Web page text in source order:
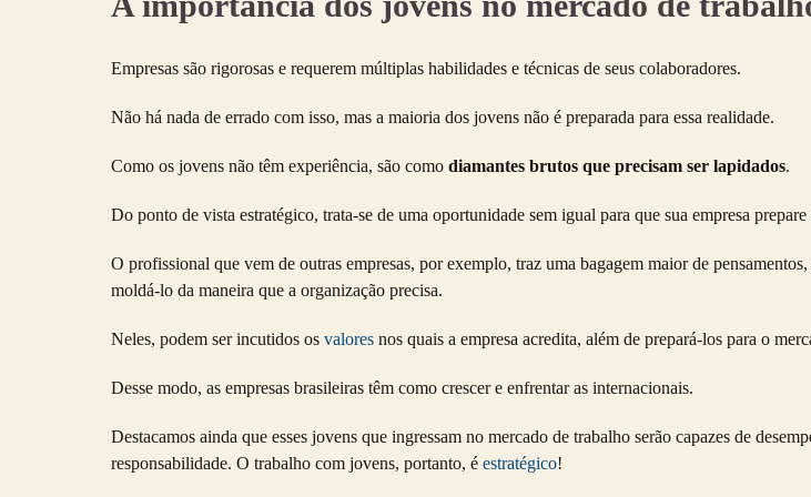
Empresas são rigorosas e requerem múltiplas habilidades e técnicas de seus colaboradores.
Não há nada de errado com isso, mas a maioria dos jovens não é preparada para essa realidade.
Como os jovens não têm experiência, são como diamantes brutos que precisam ser lapidados.
Do ponto de vista estratégico, trata-se de uma oportunidade sem igual para que sua empresa prepare
O profissional que vem de outras empresas, por exemplo, traz uma bagagem maior de
moldá-lo da maneira que a organização precisa.
Neles, podem ser incutidos os valores nos quais a empresa acredita, além de prepará-los para o
Desse modo, as empresas brasileiras têm como crescer e enfrentar as internacionais.
Destacamos ainda que esses jovens que ingressam no mercado de trabalho serão capazes de
responsabilidade. O trabalho com jovens, portanto, é estratégico!